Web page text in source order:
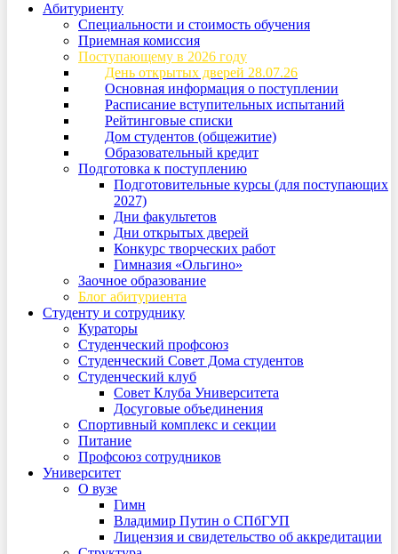
Абитуриенту
Специальности и стоимость обучения
Приемная комиссия
Поступающему в 2026 году
День открытых дверей 28.07.26
Основная информация о поступлении
Расписание вступительных испытаний
Рейтинговые списки
Дом студентов (общежитие)
Образовательный кредит
Подготовка к поступлению
Подготовительные курсы (для поступающих
2027)
Дни факультетов
Дни открытых дверей
Конкурс творческих работ
Гимназия «Ольгино»
Заочное образование
Блог абитуриента
Студенту и сотруднику
Кураторы
Студенческий профсоюз
Студенческий Совет Дома студентов
Студенческий клуб
Совет Клуба Университета
Досуговые объединения
Спортивный комплекс и секции
Питание
Профсоюз сотрудников
Университет
О вузе
Гимн
Владимир Путин о СПбГУП
Лицензия и свидетельство об аккредитации